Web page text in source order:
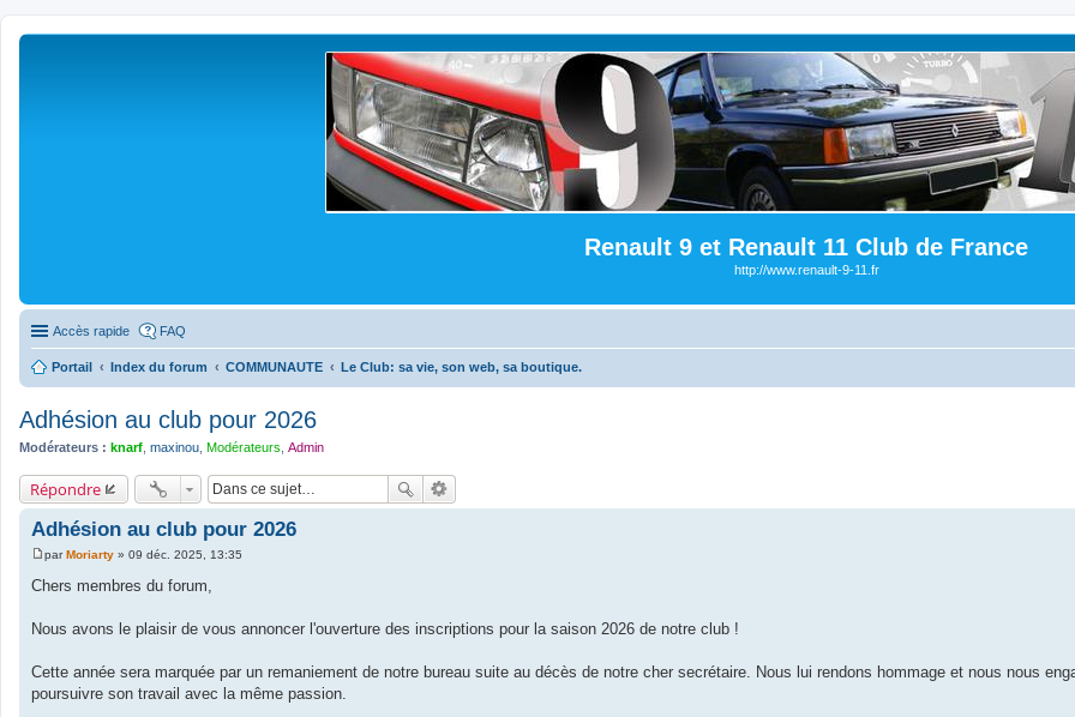
Renault 9 et Renault 11 Club de France
http://www.renault-9-11.fr
Accès rapide FAQ
Portail Index du forum COMMUNAUTE Le Club: sa vie, son web, sa boutique.
Adhésion au club pour 2026
Modérateurs : knarf maxinou Modérateurs Admin
Répondre
Adhésion au club pour 2026
M
s
g
parMoriarty » 09 déc. 2025, 13:35
Chers membres du forum,
Nous avons le plaisir de vous annoncer l'ouverture des inscriptions pour la saison 2026 de notre club !
Cette année sera marquée par un remaniement de notre bureau suite au décès de notre cher secrétaire. Nous lui rendons hommage et nous nous
poursuivre son travail avec la même passion.